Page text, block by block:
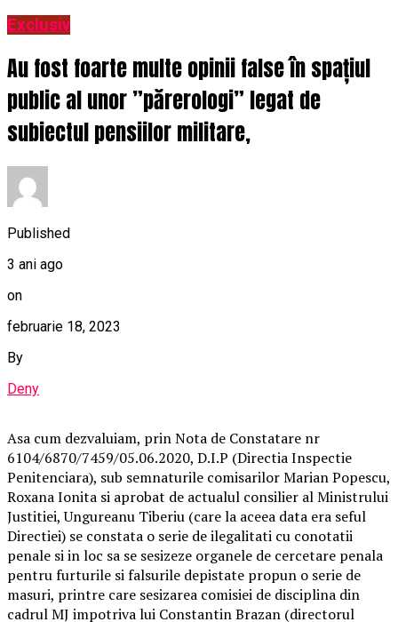
Exclusiv
Au fost foarte multe opinii false în spațiul
public al unor ”părerologi” legat de
subiectul pensiilor militare,
Published
3 ani ago
on
februarie 18, 2023
By
Deny
Asa cum dezvaluiam, prin Nota de Constatare nr
6104/6870/7459/05.06.2020, D.I.P (Directia Inspectie
Penitenciara), sub semnaturile comisarilor Marian Popescu,
Roxana Ionita si aprobat de actualul consilier al Ministrului
Justitiei, Ungureanu Tiberiu (care la aceea data era seful
Directiei) se constata o serie de ilegalitati cu conotatii
penale si in loc sa se sesizeze organele de cercetare penala
pentru furturile si falsurile depistate propun o serie de
masuri, printre care sesizarea comisiei de disciplina din
cadrul MJ impotriva lui Constantin Brazan (directorul